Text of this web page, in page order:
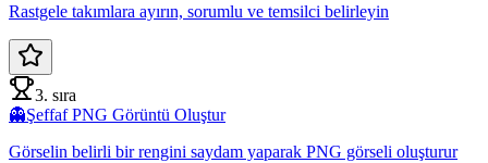
Rastgele takımlara ayırın, sorumlu ve temsilci belirleyin
3. sıra
👻Şeffaf PNG Görüntü Oluştur
Görselin belirli bir rengini saydam yaparak PNG görseli oluşturur